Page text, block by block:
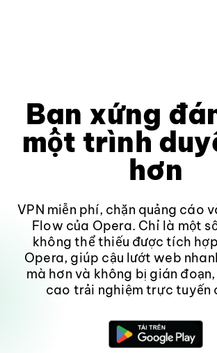
Bạn xứng
một trình
hơn
VPN miễn phí, chặn quảng cáo
Flow của Opera. Chỉ là một
không thể thiếu được tích
Opera, giúp cậu lướt web
mà hơn và không bị gián
cao trải nghiệm trực tuyến